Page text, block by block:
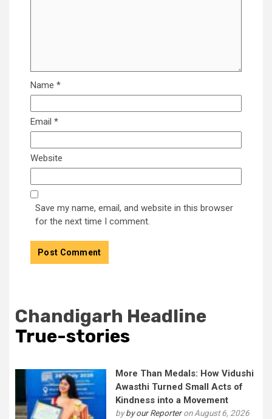
Name *
Email *
Website
Save my name, email, and website in this browser
for the next time I comment.
Chandigarh Headline
True-stories
More Than Medals: How Vidushi
Awasthi Turned Small Acts of
Kindness into a Movement
byby our Reporteron August 6, 2026